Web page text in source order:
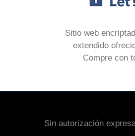
Sitio web
extendido
Compre con
Sin autorización